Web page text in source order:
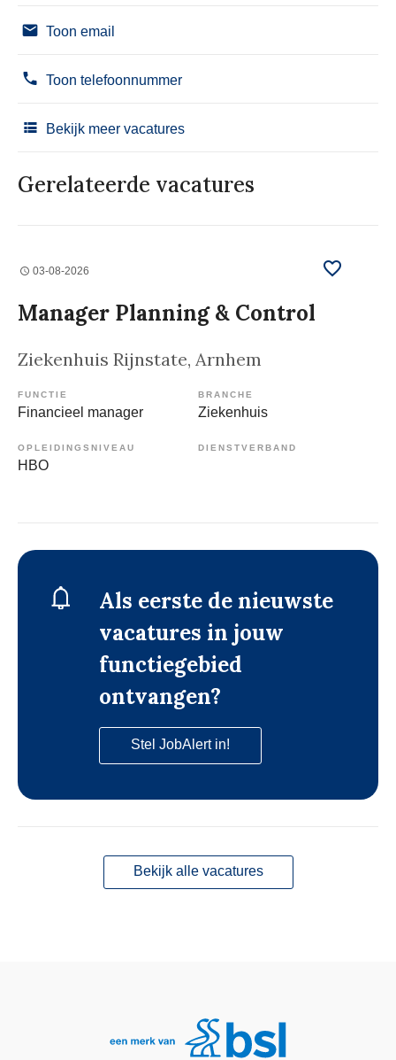
Toon email
Toon telefoonnummer
Bekijk meer vacatures
Gerelateerde vacatures
03-08-2026
Manager Planning & Control
Ziekenhuis Rijnstate, Arnhem
FUNCTIE
Financieel manager
BRANCHE
Ziekenhuis
OPLEIDINGSNIVEAU
HBO
DIENSTVERBAND
Als eerste de nieuwste
vacatures in jouw
functiegebied
ontvangen?
Stel JobAlert in!
Bekijk alle vacatures